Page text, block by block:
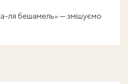
ля бешамель» — змішуємо